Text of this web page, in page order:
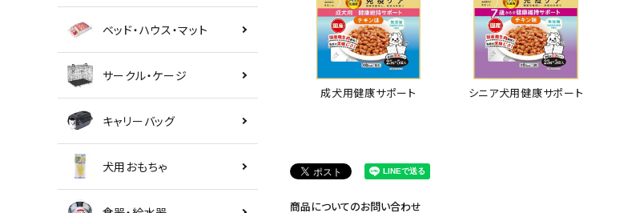
ベッド・ハウス・マット
サークル・ケージ
キャリーバッグ
犬用おもちゃ
成犬用健康サポート シニア犬用健康サポート
商品についてのお問い合わせ